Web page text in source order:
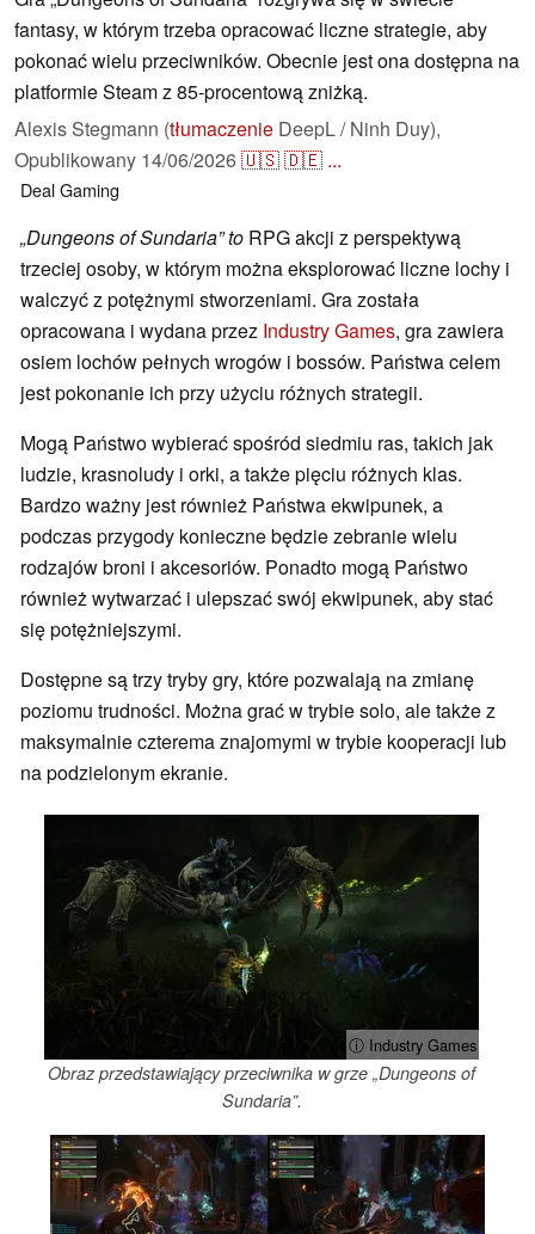
fantasy, w którym trzeba opracować liczne strategie, aby
pokonać wielu przeciwników. Obecnie jest ona dostępna na
platformie Steam z 85-procentową zniżką.
Alexis Stegmann (tłumaczenie DeepL / Ninh Duy),
Opublikowany 14/06/2026🇺🇸🇩🇪 ...
DealGaming
„Dungeons of Sundaria” to RPG akcji z perspektywą
trzeciej osoby, w którym można eksplorować liczne lochy i
walczyć z potężnymi stworzeniami. Gra została
opracowana i wydana przez Industry Games, gra zawiera
osiem lochów pełnych wrogów i bossów. Państwa celem
jest pokonanie ich przy użyciu różnych strategii.
Mogą Państwo wybierać spośród siedmiu ras, takich jak
ludzie, krasnoludy i orki, a także pięciu różnych klas.
Bardzo ważny jest również Państwa ekwipunek, a
podczas przygody konieczne będzie zebranie wielu
rodzajów broni i akcesoriów. Ponadto mogą Państwo
również wytwarzać i ulepszać swój ekwipunek, aby stać
się potężniejszymi.
Dostępne są trzy tryby gry, które pozwalają na zmianę
poziomu trudności. Można grać w trybie solo, ale także z
maksymalnie czterema znajomymi w trybie kooperacji lub
na podzielonym ekranie.
ⓘ Industry Games
Obraz przedstawiający przeciwnika w grze „Dungeons of
Sundaria”.